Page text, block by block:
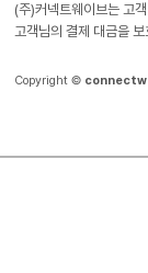
(주)커넥트웨이브는 고
고객님의 결제 대금을
Copyright ©